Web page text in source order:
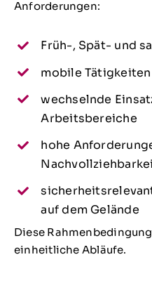
Anforderungen:
Früh-, Spät- und
mobile
wechselnde
Arbeitsbereiche
hohe
auf dem Gelände
Diese
einheitliche Abläufe.